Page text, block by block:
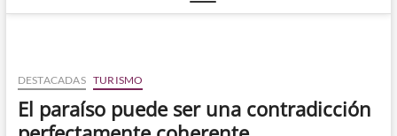
o
e
DESTACADAS TURISMO
El paraíso puede ser una contradicción